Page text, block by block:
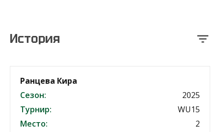
История
Ранцева Кира
Сезон:
2025
Турнир:
WU15
Место:
2